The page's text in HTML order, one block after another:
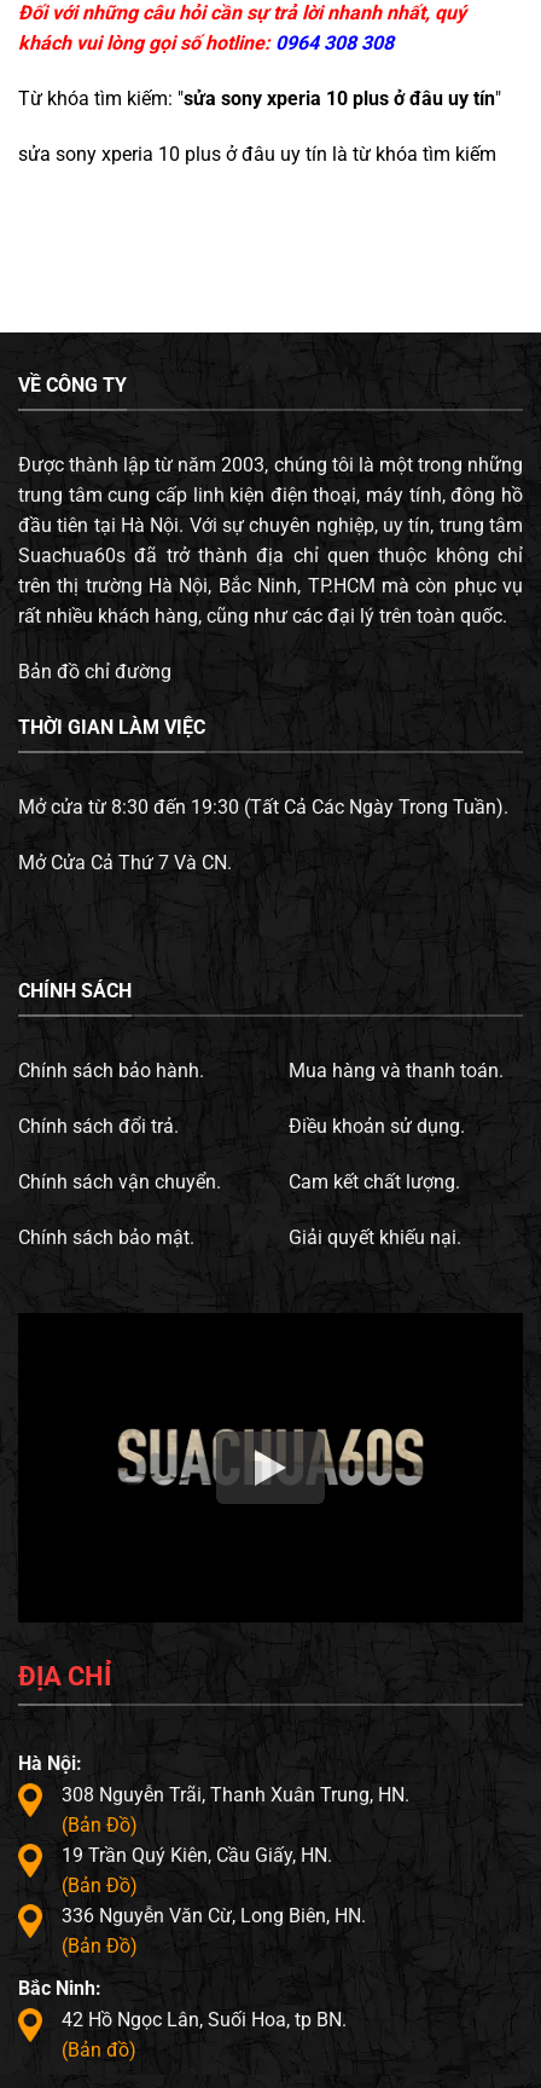
Đối với những câu hỏi cần sự trả lời nhanh nhất, quý
khách vui lòng gọi số hotline: 0964 308 308
Từ khóa tìm kiếm: "sửa sony xperia 10 plus ở đâu uy tín"
sửa sony xperia 10 plus ở đâu uy tín là từ khóa tìm kiếm
VỀ CÔNG TY
Được thành lập từ năm 2003, chúng tôi là một trong những
trung tâm cung cấp linh kiện điện thoại, máy tính, đông hồ
đầu tiên tại Hà Nội. Với sự chuyên nghiệp, uy tín, trung tâm
Suachua60s đã trở thành địa chỉ quen thuộc không chỉ
trên thị trường Hà Nội, Bắc Ninh, TP.HCM mà còn phục vụ
rất nhiều khách hàng, cũng như các đại lý trên toàn quốc.
Bản đồ chỉ đường
THỜI GIAN LÀM VIỆC
Mở cửa từ 8:30 đến 19:30 (Tất Cả Các Ngày Trong Tuần).
Mở Cửa Cả Thứ 7 Và CN.
CHÍNH SÁCH
Chính sách bảo hành.
Chính sách đổi trả.
Chính sách vận chuyển.
Chính sách bảo mật.
Mua hàng và thanh toán.
Điều khoản sử dụng.
Cam kết chất lượng.
Giải quyết khiếu nại.
ĐỊA CHỈ
Hà Nội:
308 Nguyễn Trãi, Thanh Xuân Trung, HN.
(Bản Đồ)
19 Trần Quý Kiên, Cầu Giấy, HN.
(Bản Đồ)
336 Nguyễn Văn Cừ, Long Biên, HN.
(Bản Đồ)
Bắc Ninh:
42 Hồ Ngọc Lân, Suối Hoa, tp BN.
(Bản đồ)